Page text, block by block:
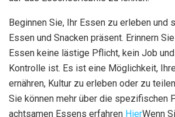
Beginnen Sie, Ihr Essen zu erleben und
Essen und Snacken präsent. Erinnern
Essen keine lästige Pflicht, kein Job
Kontrolle ist. Es ist eine Möglichkeit,
ernähren, Kultur zu erleben oder zu
Sie können mehr über die spezifischen
achtsamen Essens erfahren HierWenn